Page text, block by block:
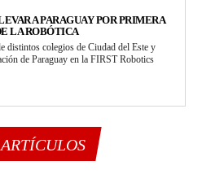
A PARAGUAY POR PRIMERA
LA ROBÓTICA
distintos colegios de Ciudad del Este y
de Paraguay en la FIRST Robotics